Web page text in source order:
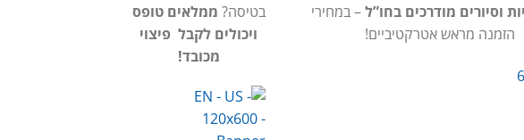
וסיורים מודרכים בחו”ל– במחירי
הזמנה מראש אטרקטיביים!
בטיסה? ממלאים טופס
ויכולים לקבל פיצוי
מכובד!